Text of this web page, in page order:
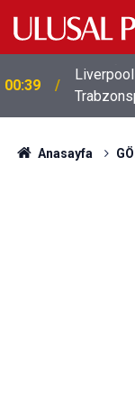
00:39
Liverpool
Anasayfa